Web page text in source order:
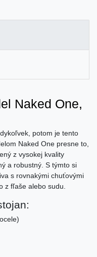
Naked One,
potom je tento
Naked One presne to,
z vysokej kvality
a robustný. S týmto si
s rovnakými chuťovými
z fľaše alebo sudu.